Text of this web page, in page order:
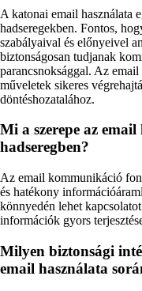
A katonai email használata
hadseregekben. Fontos,
szabályaival és előnyeivel
biztonságosan tudjanak
parancsnoksággal. Az
műveletek sikeres
döntéshozatalához.
Mi a szerepe az
hadseregben?
Az email kommunikáció
és hatékony
könnyedén lehet
információk gyors
Milyen biztonsági
email használata